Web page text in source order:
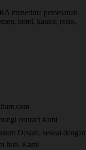
menerima pemesanan
hotel, kantor, resto,
contact kami
Desain, sesuai dengan
hub. Kami